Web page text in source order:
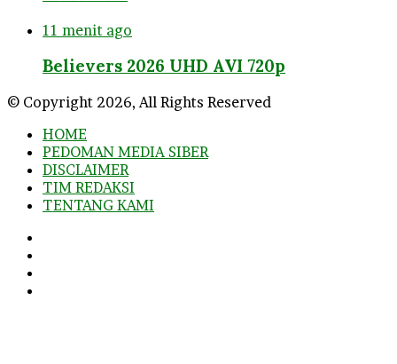
11 menit ago
Believers 2026 UHD AVI 720p
© Copyright 2026, All Rights Reserved
HOME
PEDOMAN MEDIA SIBER
DISCLAIMER
TIM REDAKSI
TENTANG KAMI